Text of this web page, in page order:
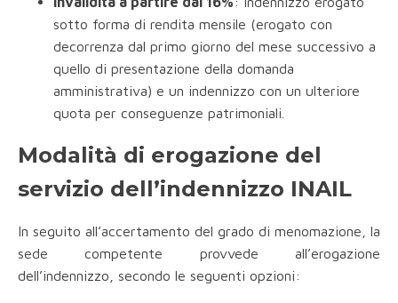
sotto forma di rendita mensile (erogato con
decorrenza dal primo giorno del mese successivo a
quello di presentazione della domanda
amministrativa) e un indennizzo con un ulteriore
quota per conseguenze patrimoniali.
Modalità di erogazione del
servizio dell’indennizzo INAIL
In seguito all’accertamento del grado di menomazione, la
sede competente provvede all’erogazione
dell’indennizzo, secondo le seguenti opzioni: